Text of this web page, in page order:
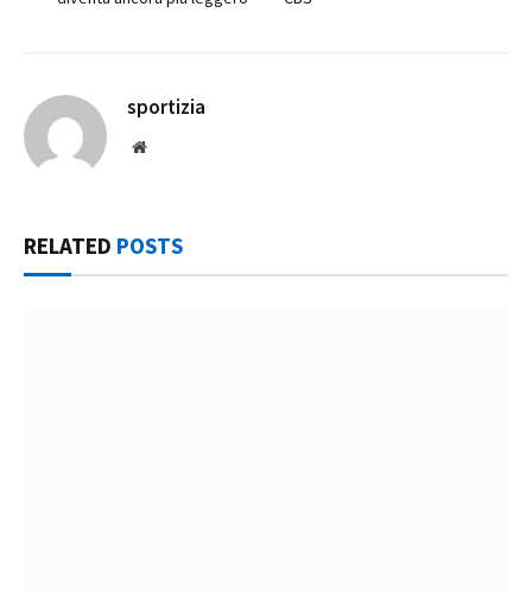
sportizia
Website
RELATED POSTS